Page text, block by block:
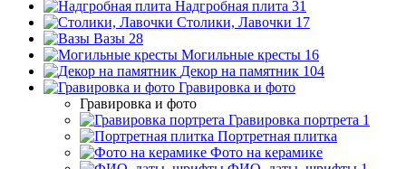
Надгробная плита 31
Столики, Лавочки 17
Вазы 28
Могильные кресты 16
Декор на памятник 104
Гравировка и фото
Гравировка и фото
Гравировка портрета 1
Портретная плитка
Фото на керамике